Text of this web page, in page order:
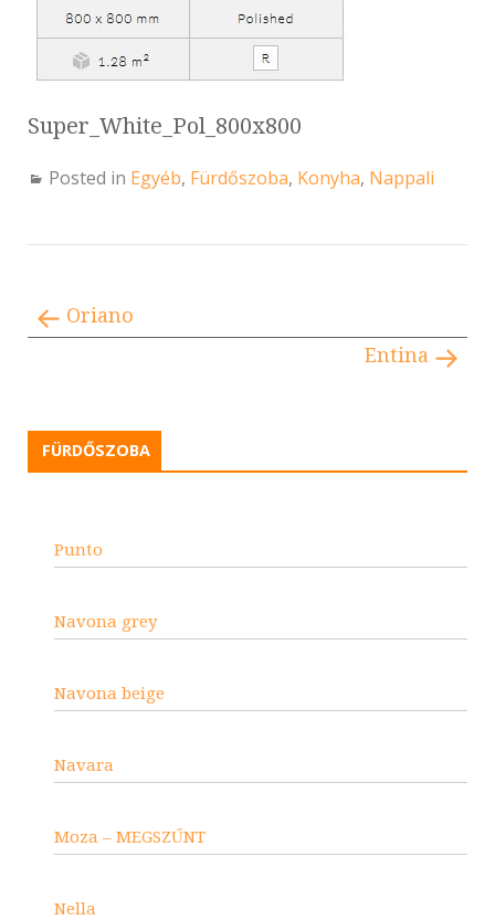
Super_White_Pol_800x800
Posted in Egyéb, Fürdőszoba, Konyha, Nappali
Oriano
Entina
FÜRDŐSZOBA
Punto
Navona grey
Navona beige
Navara
Moza – MEGSZŰNT
Nella